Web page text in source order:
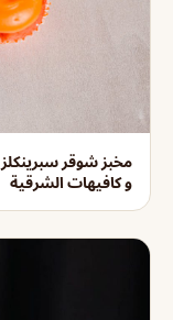
مخبز شوقر
و كافيهات الشرقية